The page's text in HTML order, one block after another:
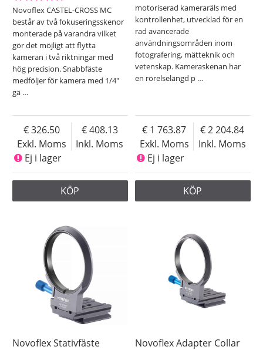
Novoflex CASTEL-CROSS MC
består av två fokuseringsskenor
monterade på varandra vilket
gör det möjligt att flytta
kameran i två riktningar med
hög precision. Snabbfäste
medföljer för kamera med 1/4"
gä …
Exkl. Moms
326.50
Inkl. Moms
408.13
Ej i lager
KÖP
motoriserad kameraräls med
kontrollenhet, utvecklad för en
rad avancerade
användningsområden inom
fotografering, mätteknik och
vetenskap. Kameraskenan har
en rörelselängd p …
Exkl. Moms
1 763.87
Inkl. Moms
2 204.84
Ej i lager
KÖP
Novoflex Stativfäste
Novoflex Adapter Collar